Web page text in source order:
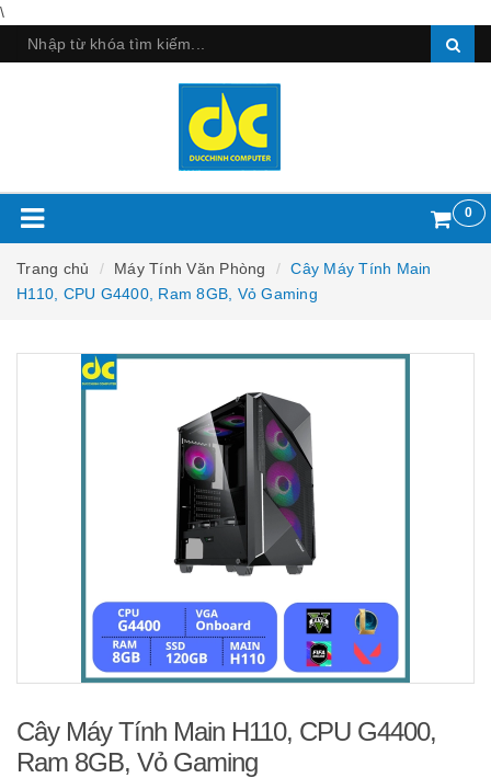
\
0
Trang chủ Máy Tính Văn Phòng
Cây Máy Tính Main
H110, CPU G4400, Ram 8GB, Vỏ Gaming
Cây Máy Tính Main H110, CPU G4400,
Ram 8GB, Vỏ Gaming